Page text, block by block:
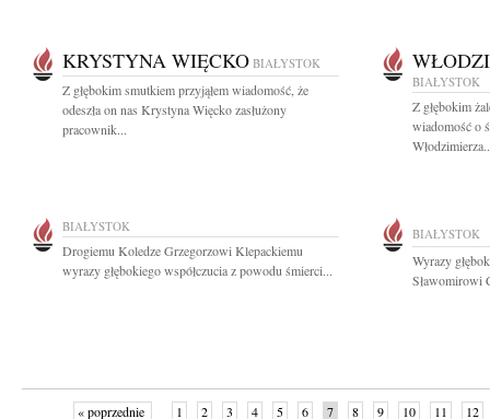
KRYSTYNA WIĘCKO BIAŁYSTOK
Z głębokim smutkiem przyjąłem wiadomość, że
odeszła on nas Krystyna Więcko zasłużony
pracownik...
BIAŁYSTOK
Z głębokim
wiadomość o
BIAŁYSTOK
Drogiemu Koledze Grzegorzowi Klepackiemu
wyrazy głębokiego współczucia z powodu śmierci...
BIAŁYSTOK
Wyrazy
Sławomirowi
« poprzednie 1 2 3 4 5 6 7 8 9 10 11 12